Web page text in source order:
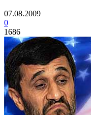
07.08.2009
0
1686